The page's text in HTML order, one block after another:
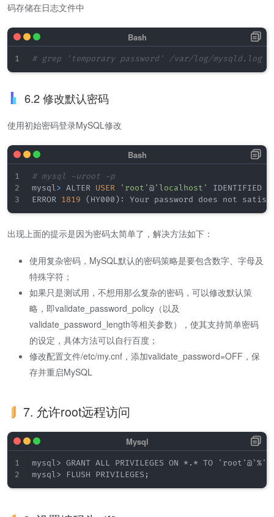
码存储在日志文件中
# grep 'temporary password' /var/log/mysqld.log
6.2 修改默认密码
使用初始密码登录MySQL修改
# mysql -uroot -p
mysql> ALTER USER 'root'@'localhost'
IDENTIFIED
ERROR 1819 ( HY000 )
出现上面的提示是因为密码太简单了，解决方法如下：
使用复杂密码，MySQL默认的密码策略是要包含数字、字母及
特殊字符；
如果只是测试用，不想用那么复杂的密码，可以修改默认策
略，即validate_password_policy（以及
validate_password_length等相关参数），使其支持简单密码
的设定，具体方法可以自行百度；
修改配置文件/etc/my.cnf，添加validate_password=OFF，保
存并重启MySQL
7. 允许root远程访问
mysql> GRANT ALL PRIVILEGES ON *.* TO 'root'@'%'